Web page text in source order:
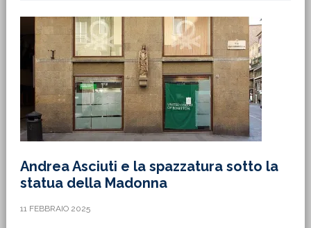
Andrea Asciuti e la spazzatura sotto la
statua della Madonna
11 FEBBRAIO 2025